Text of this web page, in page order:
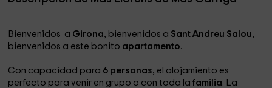
Bienvenidos a Girona, bienvenidos a Sant Andreu Salou,
bienvenidos a este bonito apartamento.
Con capacidad para 6 personas, el alojamiento es
perfecto para venir en grupo o con toda lafamilia. La